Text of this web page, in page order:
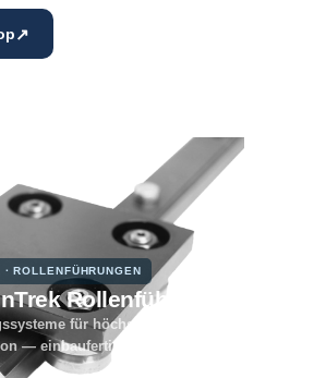
↗
ROLLENFÜHRUNGEN
Rollenführungen
für höchste Belastungen
— einbaufertig, modular